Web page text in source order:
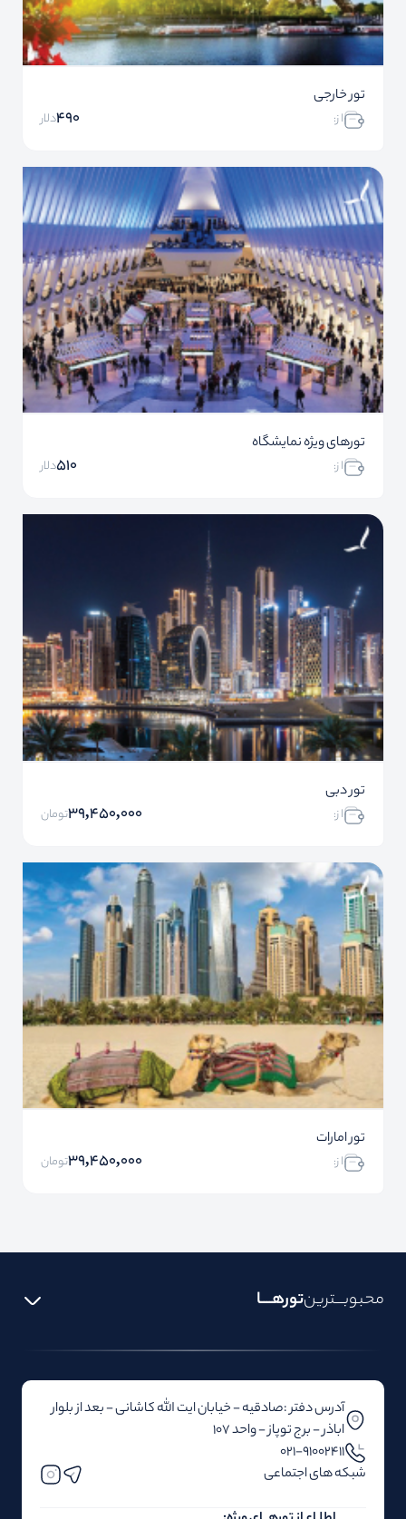
تور خارجی
ا ز: 490دلار
تورهای ویژه نمایشگاه
ا ز: 510دلار
تور دبی
ا ز: 39,450,000تومان
تور امارات
ا ز: 39,450,000تومان
محبوبـــترینتورهــــا
آدرس دفتر :صادقیه - خیابان ایت الله کاشانی - بعد از بلوار‌‌
اباذر - برج توپاز - واحد 107
۰۲۱-91002411
شبکه های اجتماعی